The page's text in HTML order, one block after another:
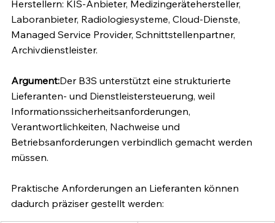
Herstellern: KIS-Anbieter, Medizingerätehersteller,
Laboranbieter, Radiologiesysteme, Cloud-Dienste,
Managed Service Provider, Schnittstellenpartner,
Archivdienstleister.
Argument:Der B3S unterstützt eine strukturierte
Lieferanten- und Dienstleistersteuerung, weil
Informationssicherheitsanforderungen,
Verantwortlichkeiten, Nachweise und
Betriebsanforderungen verbindlich gemacht werden
müssen.
Praktische Anforderungen an Lieferanten können
dadurch präziser gestellt werden: